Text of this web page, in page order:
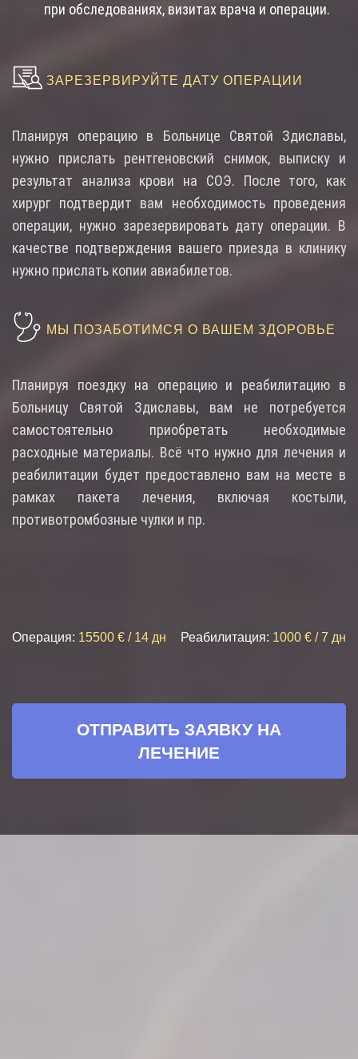
при обследованиях, визитах врача и операции.
ЗАРЕЗЕРВИРУЙТЕ ДАТУ ОПЕРАЦИИ
Планируя операцию в Больнице Святой Здиславы,
нужно прислать рентгеновский снимок, выписку и
результат анализа крови на СОЭ. После того, как
хирург подтвердит вам необходимость проведения
операции, нужно зарезервировать дату операции. В
качестве подтверждения вашего приезда в клинику
нужно прислать копии авиабилетов.
МЫ ПОЗАБОТИМСЯ О ВАШЕМ ЗДОРОВЬЕ
Планируя поездку на операцию и реабилитацию в
Больницу Святой Здиславы, вам не потребуется
самостоятельно приобретать необходимые
расходные материалы. Всё что нужно для лечения и
реабилитации будет предоставлено вам на месте в
рамках пакета лечения, включая костыли,
противотромбозные чулки и пр.
Реабилитация: 1000 € / 7 дн
Операция: 15500 € / 14 дн
ОТПРАВИТЬ ЗАЯВКУ НА
ЛЕЧЕНИЕ